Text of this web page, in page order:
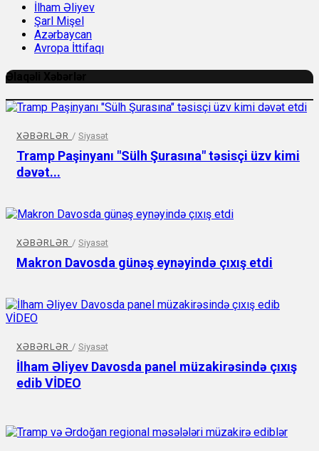
İlham Əliyev
Şarl Mişel
Azərbaycan
Avropa İttifaqı
Əlaqəli Xəbərlər
XƏBƏRLƏR / Siyasət
Tramp Paşinyanı "Sülh Şurasına" təsisçi üzv kimi
dəvət...
XƏBƏRLƏR / Siyasət
Makron Davosda günəş eynəyində çıxış etdi
XƏBƏRLƏR / Siyasət
İlham Əliyev Davosda panel müzakirəsində çıxış
edib VİDEO